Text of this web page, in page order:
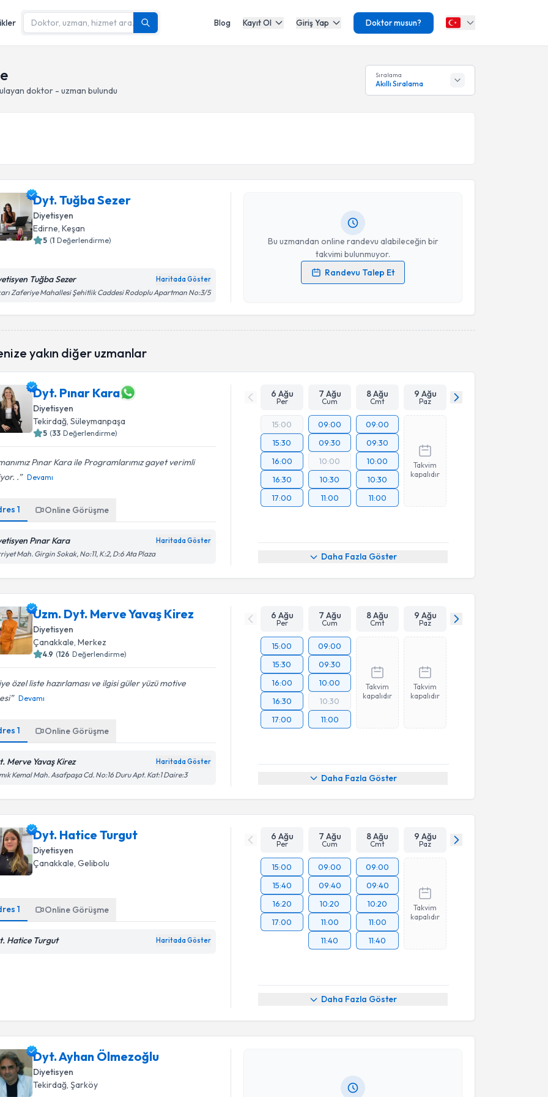
Blog Kayıt Ol Giriş Yap Doktor musun?
doktor - uzman bulundu
Sıralama
Akıllı Sıralama
Dyt. Tuğba Sezer
Diyetisyen
Edirne, Keşan
5 (1 Değerlendirme)
Tuğba Sezer Haritada Göster
Zaferiye Mahallesi Şehitlik Caddesi Rodoplu Apartman No:3/5
Bu uzmandan online randevu alabileceğin bir
takvimi bulunmuyor.
Randevu Talep Et
Kişisel verilerimin işlenmesine ilişkinAydınlatma Metni
yakın diğer uzmanlar
Dyt. Pınar Kara
Diyetisyen
Tekirdağ, Süleymanpaşa
5 (33 Değerlendirme)
Pınar Kara ile Programlarımız gayet verimli
.
Devamı
1 Online Görüşme
Pınar Kara Haritada Göster
Mah. Girgin Sokak, No:11, K:2, D:6 Ata Plaza
6 Ağu
Per
7 Ağu
Cum
8 Ağu
Cmt
9 Ağu
Paz
15:00
15:30
16:00
16:30
17:00
09:00
09:30
10:00
10:30
11:00
09:00
09:30
10:00
10:30
11:00
Takvim
kapalıdır
Daha Fazla Göster
Uzm. Dyt. Merve Yavaş Kirez
Diyetisyen
Çanakkale , Merkez
4.9 (126 Değerlendirme)
özel liste hazırlaması ve ilgisi güler yüzü motive
Devamı
1 Online Görüşme
Merve Yavaş Kirez Haritada Göster
Kemal Mah. Asafpaşa Cd. No:16 Duru Apt. Kat:1 Daire:3
6 Ağu
Per
7 Ağu
Cum
8 Ağu
Cmt
9 Ağu
Paz
15:00
15:30
16:00
16:30
17:00
09:00
09:30
10:00
10:30
11:00
Takvim
kapalıdır
Takvim
kapalıdır
Daha Fazla Göster
Dyt. Hatice Turgut
Diyetisyen
Çanakkale, Gelibolu
1 Online Görüşme
Hatice Turgut Haritada Göster
6 Ağu
Per
7 Ağu
Cum
8 Ağu
Cmt
9 Ağu
Paz
15:00
15:40
16:20
17:00
09:00
09:40
10:20
11:00
11:40
09:00
09:40
10:20
11:00
11:40
Takvim
kapalıdır
Daha Fazla Göster
Dyt. Ayhan Ölmezoğlu
Diyetisyen
Tekirdağ , Şarköy
Randevu Takvimi Talebi